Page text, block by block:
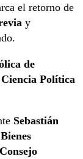
el retorno de
y
de
Política
Sebastián